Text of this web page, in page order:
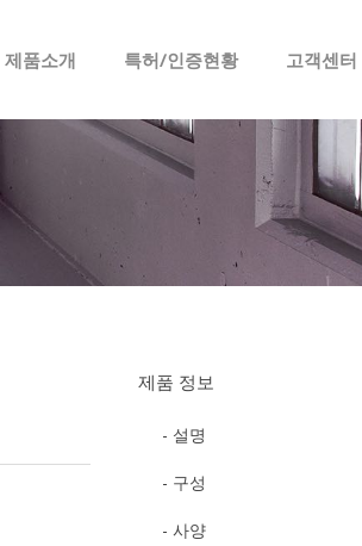
로그인
회원가입
제품소개 특허/인증현황 고객센터
제품 정보
- 설명
- 구성
- 사양